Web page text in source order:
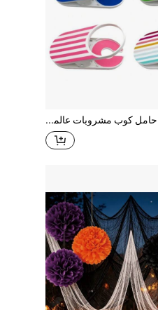
1 قطعة حامل كوب مشروبات عالمي قابل للتثبيت، مناسب للتثبيت على جانب المكتب، يمكن تثبيته على المكتب والكرسي، فوهة مشبك قابلة للتعديل، حامل كوب سيليكون مانع للانزلاق، مناسب للشاطئ والتخييم واستخدام المكتب